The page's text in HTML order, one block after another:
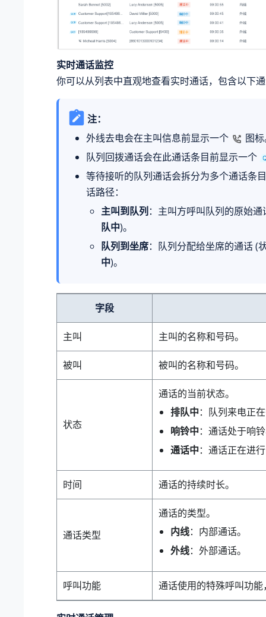
实时通话监控
你可以从列表中直观地查看实时通话，包含以下
注：
外线去电会在主叫信息前显示一个
图
队列回拨通话会在此通话条目前显示一个
等待接听的队列通话会拆分为多个通话条
话路径：
主叫到队列 ：主叫方呼叫队列的原始
队中)。
队列到坐席：队列分配给坐席的通话 (
中)。
字段
主叫 主叫的名称和号码。
被叫 被叫的名称和号码。
状态
通话的当前状态。
排队中：队列来电正
响铃中：通话处于响
通话中：通话正在进
时间 通话的持续时长。
通话类型
通话的类型。
内线：内部通话。
外线：外部通话。
呼叫功能 通话使用的特殊呼叫功